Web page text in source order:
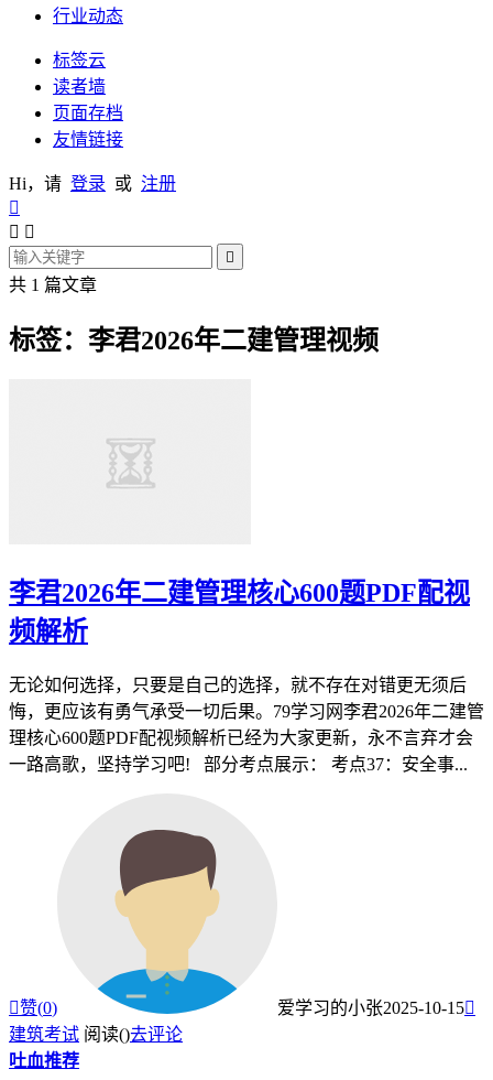
行业动态
标签云
读者墙
页面存档
友情链接
Hi，请 登录 或 注册

 

共 1 篇文章
标签：李君2026年二建管理视频
李君2026年二建管理核心600题PDF配视
频解析
无论如何选择，只要是自己的选择，就不存在对错更无须后
悔，更应该有勇气承受一切后果。79学习网李君2026年二建管
理核心600题PDF配视频解析已经为大家更新，永不言弃才会
一路高歌，坚持学习吧! 部分考点展示： 考点37：安全事...
赞(0) 爱学习的小张2025-10-15
建筑考试 阅读()去评论
吐血推荐